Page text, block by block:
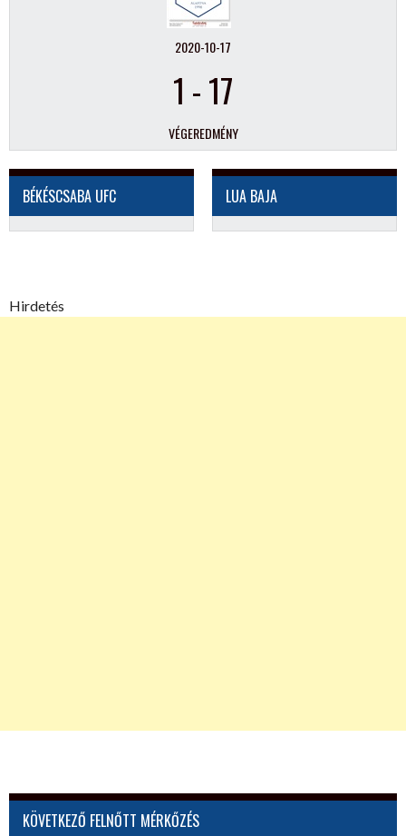
2020-10-17
1 -17
VÉGEREDMÉNY
BÉKÉSCSABA UFC LUA BAJA
Hirdetés
KÖVETKEZŐ FELNŐTT MÉRKŐZÉS